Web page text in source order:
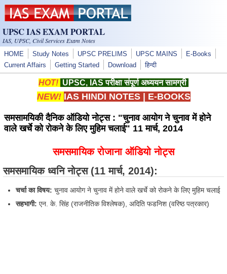
Skip to main content
UPSC IAS EXAM PORTAL
IAS, UPSC, Civil Services Exam Notes
HOME Study Notes UPSC PRELIMS UPSC MAINS
E-Books
Current Affairs
Getting Started Download हिन्दी
HOT! UPSC, IAS परीक्षा संपूर्ण अध्ययन सामग्री
NEW! IAS HINDI NOTES| E-BOOKS
समसामयिकी दैनिक ऑडियो नोट्स : "चुनाव आयोग ने चुनाव में होने
वाले खर्चे को रोकने के लिए मुहिम चलाई" 11 मार्च, 2014
समसमायिक रोजाना ऑडियो नोट्स
समसमायिक ध्वनि नोट्स (11 मार्च, 2014):
चर्चा का विषय: चुनाव आयोग ने चुनाव में होने वाले खर्चे को रोकने के लिए मुहिम चलाई
सहभागी: एन. के. सिंह (राजनीतिक विश्लेषक), अदिति फडनिश (वरिष्ठ पत्रकार)